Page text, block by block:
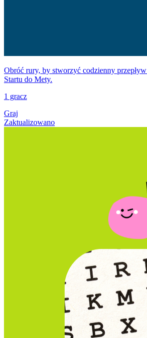
Obróć rury, by stworzyć codzienny
Startu do Mety.
1 gracz
Graj
Zaktualizowano